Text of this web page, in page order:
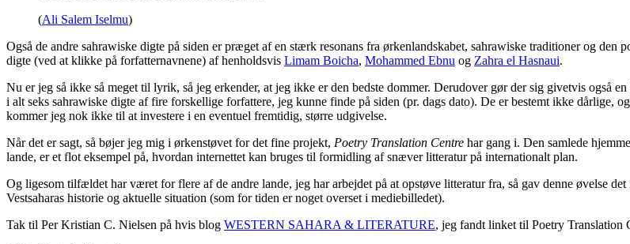
(Ali Salem Iselmu)
Også de andre sahrawiske digte på siden er præget af en stærk resonans fra ørkenlandskabet, sahrawiske traditioner og
digte (ved at klikke på forfatternavnene) af henholdsvis Limam Boicha, Mohammed Ebnu og Zahra el Hasnaui.
Nu er jeg så ikke så meget til lyrik, så jeg erkender, at jeg ikke er den bedste dommer. Derudover gør der sig givetvis også
i alt seks sahrawiske digte af fire forskellige forfattere, jeg kunne finde på siden (pr. dags dato). De er bestemt ikke dårlige,
kommer jeg nok ikke til at investere i en eventuel fremtidig, større udgivelse.
Når det er sagt, så bøjer jeg mig i ørkenstøvet for det fine projekt, Poetry Translation Centre har gang i. Den samlede
lande, er et flot eksempel på, hvordan internettet kan bruges til formidling af snæver litteratur på internationalt plan.
Og ligesom tilfældet har været for flere af de andre lande, jeg har arbejdet på at opstøve litteratur fra, så gav denne øvelse
Vestsaharas historie og aktuelle situation (som for tiden er noget overset i mediebilledet).
Tak til Per Kristian C. Nielsen på hvis blog WESTERN SAHARA & LITERATURE, jeg fandt linket til Poetry Translation